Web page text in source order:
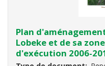
Plan
Lobeke et de sa
d'exécution 2006-